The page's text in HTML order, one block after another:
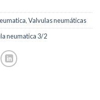
,Valvulas neumáticas
neumatica 3/2